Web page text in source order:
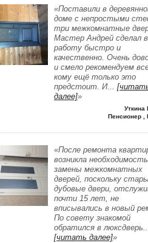
«Поставили в
доме с непростыми
три межкомнатные
Мастер Андрей сделал
работу быстро и
качественно. Очень
и смело рекомендуем
кому ещё только это
предстоит. И...
далее]»
Уткина
Пенсионер ,
«После ремонта
возникла необходимость
замены межкомнатных
дверей, поскольку
дубовые двери,
почти 15 лет, не
вписывались в новый
По совету знакомой
обратился в люксдверь
[читать далее]»